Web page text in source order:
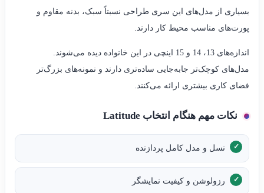
بسیاری از مدل‌های این سری طراحی نسبتاً سبک، بدنه مقاوم و
پورت‌های مناسب محیط کار دارند.
اندازه‌های 13، 14 و 15 اینچی در این خانواده دیده می‌شوند.
مدل‌های کوچک‌تر جابه‌جایی ساده‌تری دارند و نمونه‌های بزرگ‌تر
فضای کاری بیشتری ارائه می‌کنند.
نکات مهم هنگام انتخاب Latitude
نسل و مدل کامل پردازنده
رزولوشن و کیفیت نمایشگر